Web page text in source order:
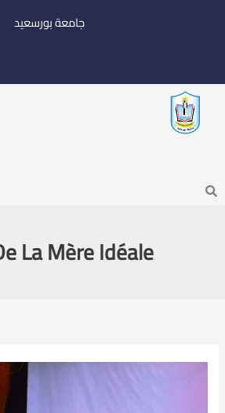
جامعة بورسعيد
Search
La Mère Idéale